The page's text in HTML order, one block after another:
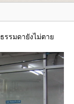
ธรรมดายังไม่ตา